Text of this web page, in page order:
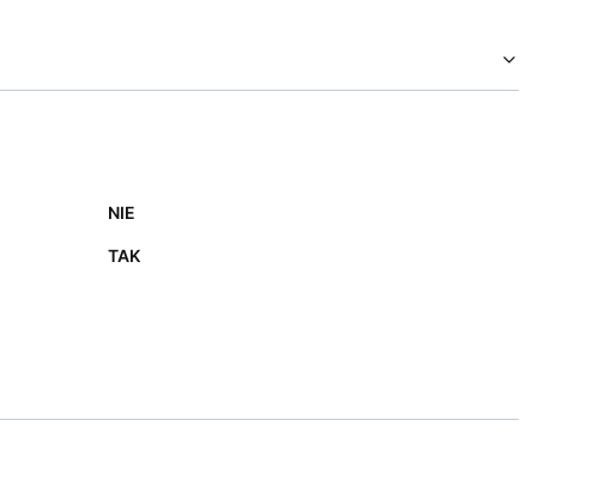
NIE
TAK